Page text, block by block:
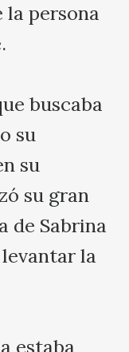
la persona
buscaba
su
su
su gran
de Sabrina
la
estaba